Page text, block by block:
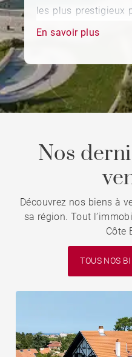
les plus prestigieux
leur situation :
bien idéal à Biarritz.
En savoir plus
Nos
Découvrez nos biens à
sa région. Tout
Côte
TOUS NOS